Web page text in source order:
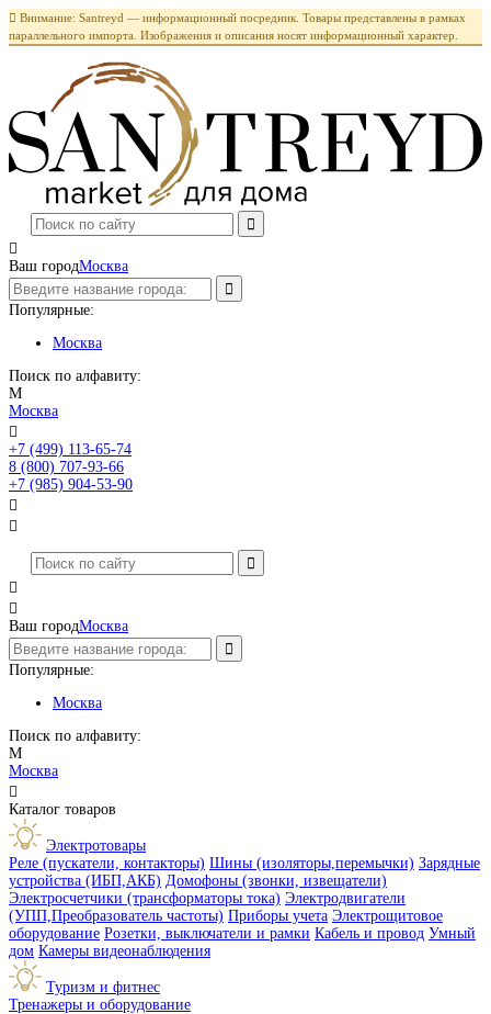
 Внимание: Santreyd — информационный посредник. Товары представлены в рамках
параллельного импорта. Изображения и описания носят информационный характер.

Ваш городМосква
Популярные:
Москва
Поиск по алфавиту:
М
Москва

+7 (499) 113-65-74
8 (800) 707-93-66
+7 (985) 904-53-90




Ваш городМосква
Популярные:
Москва
Поиск по алфавиту:
М
Москва

Каталог товаров
Электротовары
Реле (пускатели, контакторы) Шины (изоляторы,перемычки) Зарядные
устройства (ИБП,АКБ) Домофоны (звонки, извещатели)
Электросчетчики (трансформаторы тока) Электродвигатели
(УПП,Преобразователь частоты) Приборы учета Электрощитовое
оборудование Розетки, выключатели и рамки Кабель и провод Умный
дом Камеры видеонаблюдения
Туризм и фитнес
Тренажеры и оборудование